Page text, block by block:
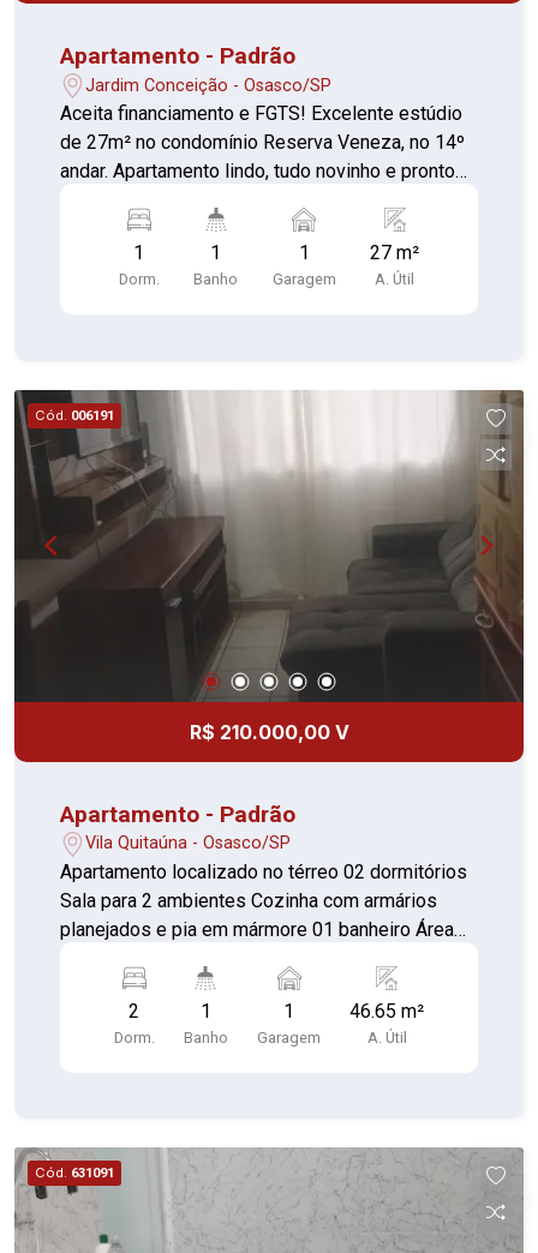
Apartamento - Padrão
Jardim Conceição - Osasco/SP
Aceita financiamento e FGTS! Excelente estúdio
de 27m² no condomínio Reserva Veneza, no 14º
andar. Apartamento lindo, tudo novinho e pronto
morar ou investir!
1
Dorm.
1
Banho
1
Garagem
27 m²
A. Útil
Cód. 006191
R$ 210.000,00 V
Apartamento - Padrão
Vila Quitaúna - Osasco/SP
Apartamento localizado no térreo 02 dormitórios
Sala para 2 ambientes Cozinha com armários
planejados e pia em mármore 01 banheiro Área
Aceita permuta por casa Osasco acima do valor
Financia e aceita FGTS
2
Dorm.
1
Banho
1
Garagem
46.65 m²
A. Útil
Cód. 631091